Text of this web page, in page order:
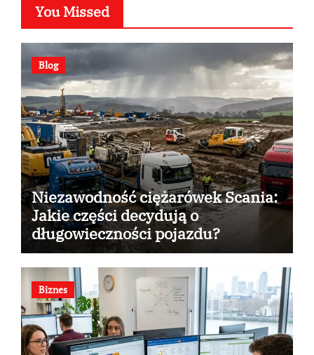
You Missed
Blog
Niezawodność ciężarówek Scania:
Jakie części decydują o
długowieczności pojazdu?
Biznes